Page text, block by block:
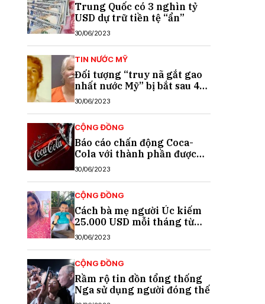
Trung Quốc có 3 nghìn tỷ
USD dự trữ tiền tệ “ẩn”
30/06/2023
TIN NƯỚC MỸ
Đối tượng “truy nã gắt gao
nhất nước Mỹ” bị bắt sau 40
năm trốn chạy
30/06/2023
CỘNG ĐỒNG
Báo cáo chấn động Coca-
Cola với thành phần được
cho là chất gây ung thư
30/06/2023
CỘNG ĐỒNG
Cách bà mẹ người Úc kiếm
25.000 USD mỗi tháng từ
TikTok
30/06/2023
CỘNG ĐỒNG
Rầm rộ tin đồn tổng thống
Nga sử dụng người đóng thế